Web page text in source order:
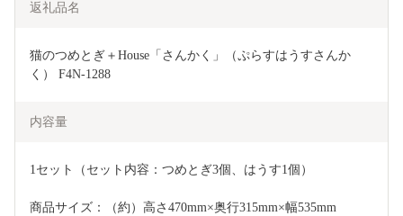
返礼品名
猫のつめとぎ＋House「さんかく」（ぷらすはうすさんか
く） F4N-1288
内容量
1セット（セット内容：つめとぎ3個、はうす1個）
商品サイズ：（約）高さ470mm×奥行315mm×幅535mm